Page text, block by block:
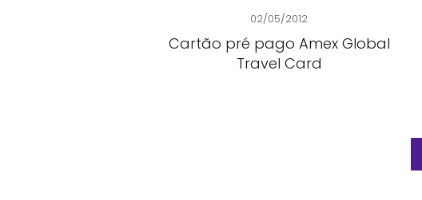
02/05/2012
Cartão pré pago Amex Global
Travel Card